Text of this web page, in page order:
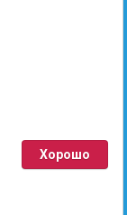
России
Хорошо